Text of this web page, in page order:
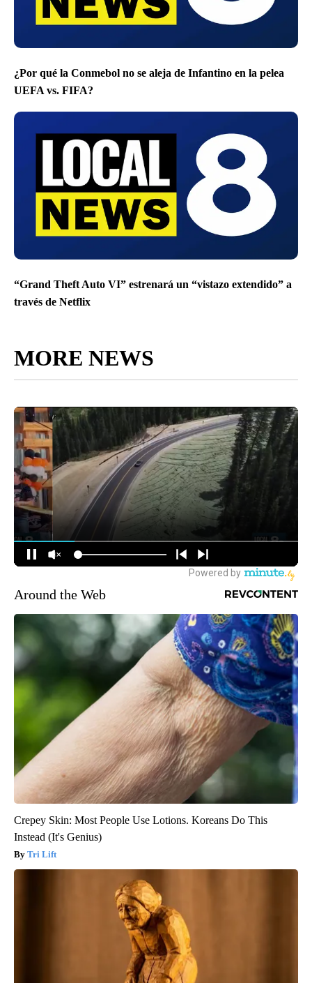
¿Por qué la Conmebol no se aleja de Infantino en la pelea
UEFA vs. FIFA?
“Grand Theft Auto VI” estrenará un “vistazo extendido” a
través de Netflix
MORE NEWS
Around the Web
Crepey Skin: Most People Use Lotions. Koreans Do This
Instead (It's Genius)
Tri Lift